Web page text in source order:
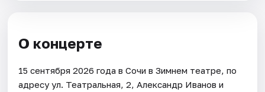
О концерте
15 сентября 2026 года в Сочи в Зимнем театре, по
адресу ул. Театральная, 2, Александр Иванов и